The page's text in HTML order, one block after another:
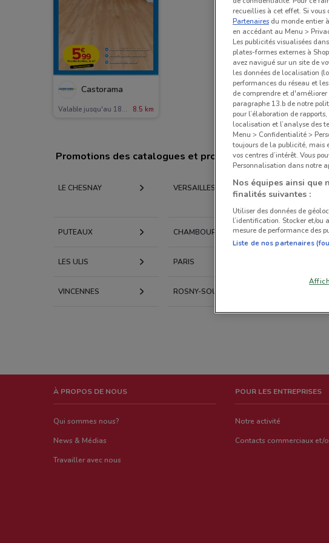
Castorama
Valable jusqu'au 18/08 8.5 km
Promotions des catalogues et prospectus par ville dans
LE CHESNAY VERSAILLES
PUTEAUX CHAMBOURCY
LES ULIS PARIS
VINCENNES ROSNY-SOUS-BOIS
À PROPOS DE NOUS
Qui sommes nous?
News & Médias
Travailler avec nous
POUR LES ENTREPRISES
Notre activité
Contacts commerciaux et/
recueillies à cet effet. Si vous
Partenaires du monde entier
en accédant au Menu >
Les publicités visualisées
plates-formes externes à
avez navigué sur un site de
les données de localisation
performances du réseau et
de comprendre et
paragraphe 13.b de notre
pour l’élaboration de
localisation et l’analyse des
Menu > Confidentialité >
toujours de la publicité, mais
vos centres d’intérêt. Vous
Personnalisation dans notre
Nos équipes ainsi que
finalités suivantes :
Utiliser des données de
l’identification. Stocker et/ou
mesure de performance des
Liste de nos partenaires